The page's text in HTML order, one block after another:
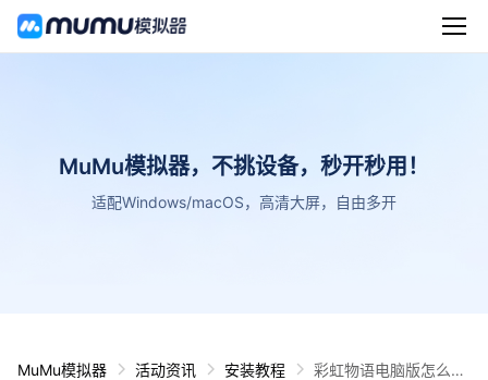
MuMu模拟器，不挑设备，秒开秒用！
适配Windows/macOS，高清大屏，自由多开
MuMu模拟器 活动资讯 安装教程
彩虹物语电脑版怎么